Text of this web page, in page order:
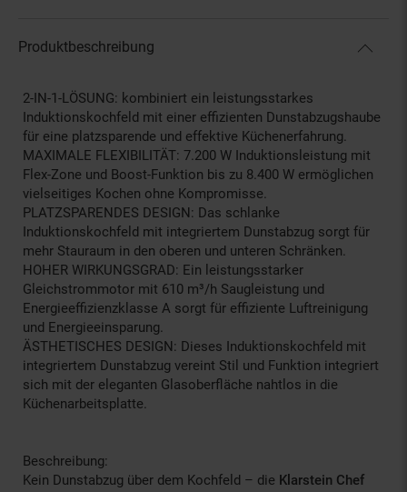
Produktbeschreibung
2-IN-1-LÖSUNG: kombiniert ein leistungsstarkes
Induktionskochfeld mit einer effizienten Dunstabzugshaube
für eine platzsparende und effektive Küchenerfahrung.
MAXIMALE FLEXIBILITÄT: 7.200 W Induktionsleistung mit
Flex-Zone und Boost-Funktion bis zu 8.400 W ermöglichen
vielseitiges Kochen ohne Kompromisse.
PLATZSPARENDES DESIGN: Das schlanke
Induktionskochfeld mit integriertem Dunstabzug sorgt für
mehr Stauraum in den oberen und unteren Schränken.
HOHER WIRKUNGSGRAD: Ein leistungsstarker
Gleichstrommotor mit 610 m³/h Saugleistung und
Energieeffizienzklasse A sorgt für effiziente Luftreinigung
und Energieeinsparung.
ÄSTHETISCHES DESIGN: Dieses Induktionskochfeld mit
integriertem Dunstabzug vereint Stil und Funktion integriert
sich mit der eleganten Glasoberfläche nahtlos in die
Küchenarbeitsplatte.
Beschreibung:
Kein Dunstabzug über dem Kochfeld – die Klarstein Chef